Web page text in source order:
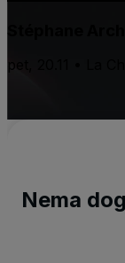
pet, 20.11 • La
Nema